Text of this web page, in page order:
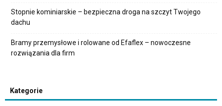
Stopnie kominiarskie – bezpieczna droga na szczyt Twojego
dachu
Bramy przemysłowe i rolowane od Efaflex – nowoczesne
rozwiązania dla firm
Kategorie